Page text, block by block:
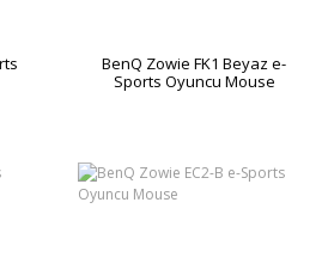
BenQ Zowie FK1 Beyaz e-
Sports Oyuncu Mouse